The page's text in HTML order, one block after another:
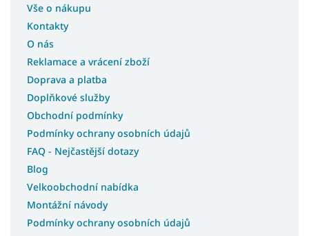
Vše o nákupu
Kontakty
O nás
Reklamace a vrácení zboží
Doprava a platba
Doplňkové služby
Obchodní podmínky
Podmínky ochrany osobních údajů
FAQ - Nejčastější dotazy
Blog
Velkoobchodní nabídka
Montážní návody
Podmínky ochrany osobních údajů